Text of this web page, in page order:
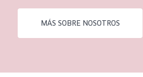
Piel expuesta al sol
Piel menopáusica
Todas las edades
MÁS SOBRE NOSOTROS